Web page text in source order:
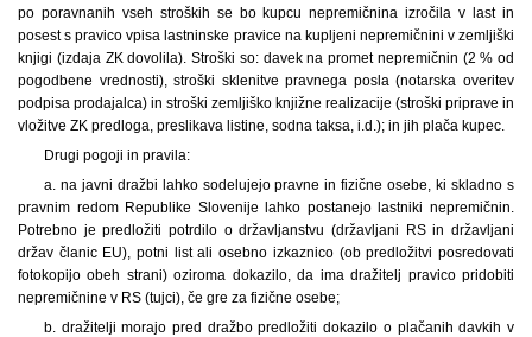
po poravnanih vseh stroških se bo kupcu nepremičnina izročila v last in
posest s pravico vpisa lastninske pravice na kupljeni nepremičnini v zemljiški
knjigi (izdaja ZK dovolila). Stroški so: davek na promet nepremičnin (2 % od
pogodbene vrednosti), stroški sklenitve pravnega posla (notarska overitev
podpisa prodajalca) in stroški zemljiško knjižne realizacije (stroški priprave in
vložitve ZK predloga, preslikava listine, sodna taksa, i.d.); in jih plača kupec.
Drugi pogoji in pravila:
a. na javni dražbi lahko sodelujejo pravne in fizične osebe, ki skladno s
pravnim redom Republike Slovenije lahko postanejo lastniki nepremičnin.
Potrebno je predložiti potrdilo o državljanstvu (državljani RS in državljani
držav članic EU), potni list ali osebno izkaznico (ob predložitvi posredovati
fotokopijo obeh strani) oziroma dokazilo, da ima dražitelj pravico pridobiti
nepremičnine v RS (tujci), če gre za fizične osebe;
b. dražitelji morajo pred dražbo predložiti dokazilo o plačanih davkih v